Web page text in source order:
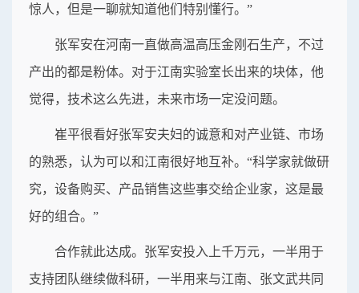
惊人，但是一聊就知道他们特别懂行。”
张军安在河南一直做高温高压金刚石生产，不过
产出的都是粉体。对于江南实验室长出来的块体，他
觉得，技术这么先进，未来市场一定没问题。
崔平很看好张军安夫妇的诚意和对产业链、市场
的熟悉，认为可以和江南很好地互补。“科学家就做研
究，设备购买、产品销售这些事交给企业家，这是最
好的组合。”
合作就此达成。张军安投入上千万元，一半用于
支持团队继续做科研，一半用来与江南、张文武共同